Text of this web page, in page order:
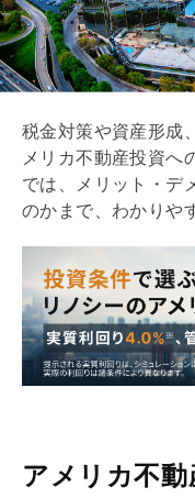
税金対策や資産形成
メリカ不動産投資へ
では、メリット・デ
のかまで、わかりや
アメリカ不